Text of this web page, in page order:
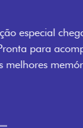
a
lateral
enquanto os
aro 16” em
estilo.